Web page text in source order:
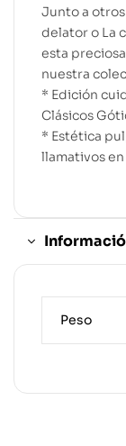
Junto a
delator o La
esta
nuestra
* Edición
Clásicos
* Estética
llamativos
Peso